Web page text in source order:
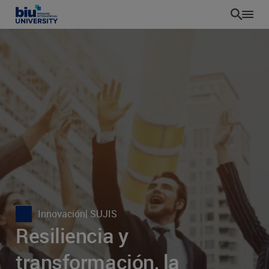
Pasar
Innovación| SUJIS
Resiliencia y
transformación, la